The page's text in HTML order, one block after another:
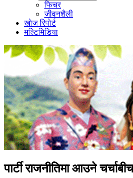
फिचर
जीवनशैली
खोज रिपोर्ट
मल्टिमिडिया
पार्टी राजनीतिमा आउने